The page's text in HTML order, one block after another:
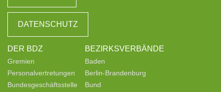
DATENSCHUTZ
DER BDZ
Gremien
Personalvertretungen
Bundesgeschäftsstelle
BEZIRKSVERBÄNDE
Baden
Berlin-Brandenburg
Bund